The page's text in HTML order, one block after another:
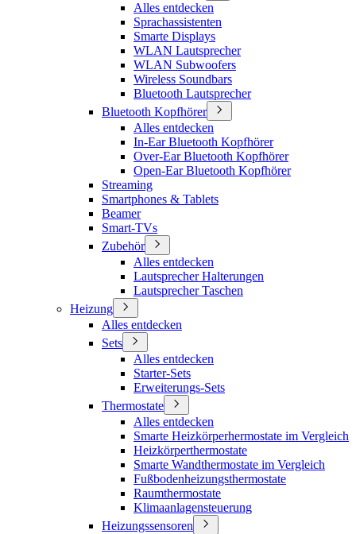
Alles entdecken
Sprachassistenten
Smarte Displays
WLAN Lautsprecher
WLAN Subwoofers
Wireless Soundbars
Bluetooth Lautsprecher
Bluetooth Kopfhörer
Alles entdecken
In-Ear Bluetooth Kopfhörer
Over-Ear Bluetooth Kopfhörer
Open-Ear Bluetooth Kopfhörer
Streaming
Smartphones & Tablets
Beamer
Smart-TVs
Zubehör
Alles entdecken
Lautsprecher Halterungen
Lautsprecher Taschen
Heizung
Alles entdecken
Sets
Alles entdecken
Starter-Sets
Erweiterungs-Sets
Thermostate
Alles entdecken
Smarte Heizkörperhermostate im Vergleich
Heizkörperthermostate
Smarte Wandthermostate im Vergleich
Fußbodenheizungsthermostate
Raumthermostate
Klimaanlagensteuerung
Heizungssensoren